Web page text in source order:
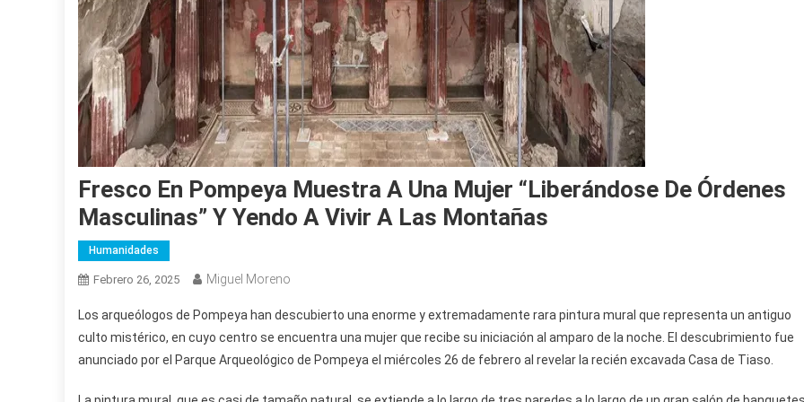
Fresco En Pompeya Muestra A Una Mujer “liberándose De Órdenes
Masculinas” Y Yendo A Vivir A Las Montañas
Humanidades
Febrero 26, 2025 Miguel Moreno
Los arqueólogos de Pompeya han descubierto una enorme y extremadamente rara pintura mural que representa un antiguo
culto mistérico, en cuyo centro se encuentra una mujer que recibe su iniciación al amparo de la noche. El descubrimiento fue
anunciado por el Parque Arqueológico de Pompeya el miércoles 26 de febrero al revelar la recién excavada Casa de Tiaso.